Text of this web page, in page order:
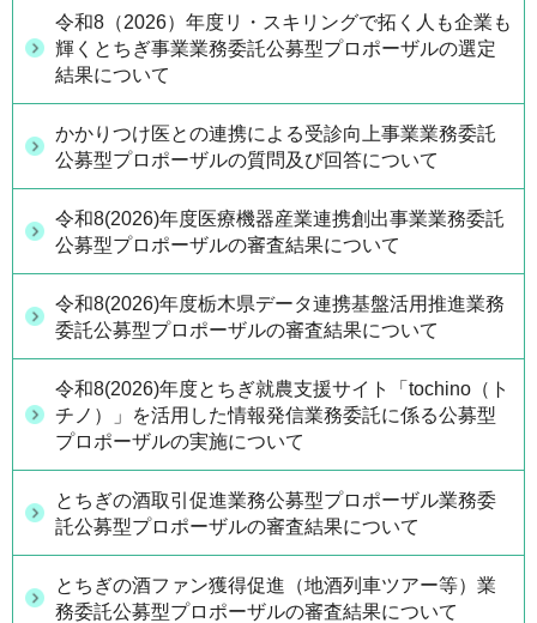
令和8（2026）年度リ・スキリングで拓く人も企業も
輝くとちぎ事業業務委託公募型プロポーザルの選定
結果について
かかりつけ医との連携による受診向上事業業務委託
公募型プロポーザルの質問及び回答について
令和8(2026)年度医療機器産業連携創出事業業務委託
公募型プロポーザルの審査結果について
令和8(2026)年度栃木県データ連携基盤活用推進業務
委託公募型プロポーザルの審査結果について
令和8(2026)年度とちぎ就農支援サイト「tochino（ト
チノ）」を活用した情報発信業務委託に係る公募型
プロポーザルの実施について
とちぎの酒取引促進業務公募型プロポーザル業務委
託公募型プロポーザルの審査結果について
とちぎの酒ファン獲得促進（地酒列車ツアー等）業
務委託公募型プロポーザルの審査結果について